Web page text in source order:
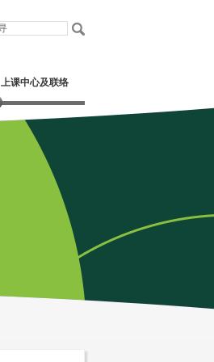
上课中心及联络